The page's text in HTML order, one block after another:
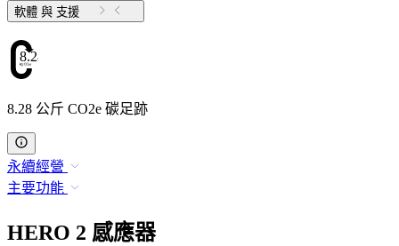
軟體 與 支援
8.28
8.28 公斤 CO2e 碳足跡
永續經營
主要功能
HERO 2 感應器